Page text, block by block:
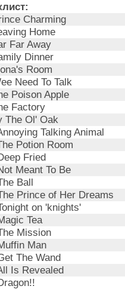
Charming
Home
Far Away
Dinner
Room
Need To Talk
Poison Apple
Factory
The Ol' Oak
Talking Animal
Potion Room
Fried
Meant To Be
Ball
Prince of Her Dreams
on 'knights'
Tea
Mission
Man
The Wand
Is Revealed